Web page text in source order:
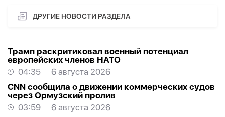
ДРУГИЕ НОВОСТИ РАЗДЕЛА
Трамп раскритиковал военный потенциал
европейских членов НАТО
04:35
6 августа 2026
CNN сообщила о движении коммерческих судов
через Ормузский пролив
03:59
6 августа 2026